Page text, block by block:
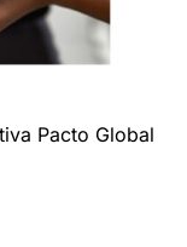
Pacto Global